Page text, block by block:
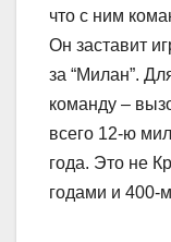
что с ним
Он заставит
за “Милан”.
команду –
всего 12-ю
года. Это не
годами и 400-